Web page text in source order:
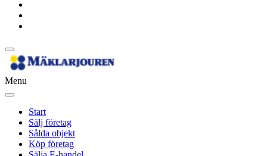
Menu
Start
Sälj företag
Sålda objekt
Köp företag